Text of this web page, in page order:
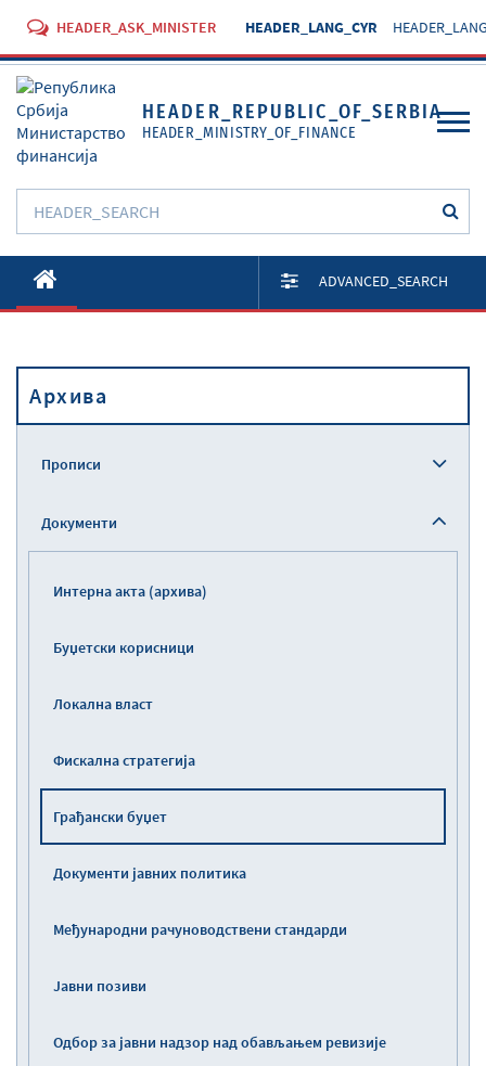
HEADER_ASK_MINISTER HEADER_LANG_CYR
HEADER_REPUBLIC_OF_SERBIA
HEADER_MINISTRY_OF_FINANCE
O Министарству
Активности
Прописи
ADVANCED_SEARCH
Архива
Прописи
Документи
Интерна акта (архива)
Буџетски корисници
Локална власт
Фискална стратегија
Грађански буџет
Документи јавних политика
Међународни рачуноводствени стандарди
Јавни позиви
Одбор за јавни надзор над обављањем ревизије